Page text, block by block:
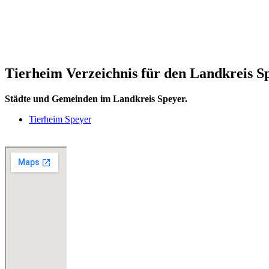
Tierheim Verzeichnis für den Landkreis
Städte und Gemeinden im Landkreis Speyer.
Tierheim Speyer